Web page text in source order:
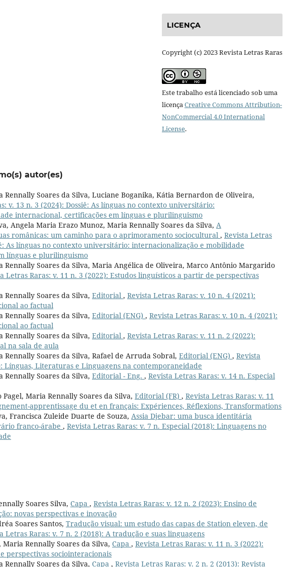
LICENÇA
Copyright (c) 2023 Revista Letras Raras
Este trabalho está licenciado sob uma
licençaCreative Commons Attribution-
NonCommercial 4.0 International
License.
autor(es)
Rennally Soares da Silva, Luciane Boganika, Kátia Bernardon de Oliveira,
v. 13 n. 3 (2024): Dossiê: As línguas no contexto universitário:
internacional, certificações em línguas e plurilinguismo
Angela Maria Erazo Munoz, Maria Rennally Soares da Silva, A
românicas: um caminho para o aprimoramento sociocultural , Revista Letras
As línguas no contexto universitário: internacionalização e mobilidade
línguas e plurilinguismo
Rennally Soares da Silva, Maria Angélica de Oliveira, Marco Antônio Margarido
Letras Raras: v. 11 n. 3 (2022): Estudos linguísticos a partir de perspectivas
Soares da Silva, Editorial , Revista Letras Raras: v. 10 n. 4 (2021):
ao factual
Soares da Silva, Editorial (ENG) , Revista Letras Raras: v. 10 n. 4 (2021):
ao factual
Soares da Silva, Editorial , Revista Letras Raras: v. 11 n. 2 (2022):
na sala de aula
Rennally Soares da Silva, Rafael de Arruda Sobral, Editorial (ENG) , Revista
Línguas, Literaturas e Linguagens na contemporaneidade
Soares da Silva, Editorial - Eng. , Revista Letras Raras: v. 14 n. Especial
Maria Rennally Soares da Silva, Editorial (FR) , Revista Letras Raras: v. 11
apprentissage du et en français: Expériences, Réflexions, Transformations
Francisca Zuleide Duarte de Souza, Assia Djebar: uma busca identitária
franco-árabe , Revista Letras Raras: v. 7 n. Especial (2018): Linguagens no
Soares Silva, Capa , Revista Letras Raras: v. 12 n. 2 (2023): Ensino de
novas perspectivas e inovação
Soares Santos, Tradução visual: um estudo das capas de Station eleven, de
Letras Raras: v. 7 n. 2 (2018): A tradução e suas linguagens
Maria Rennally Soares da Silva, Capa , Revista Letras Raras: v. 11 n. 3 (2022):
perspectivas sociointeracionais
Soares da Silva, Capa , Revista Letras Raras: v. 2 n. 2 (2013): Revista